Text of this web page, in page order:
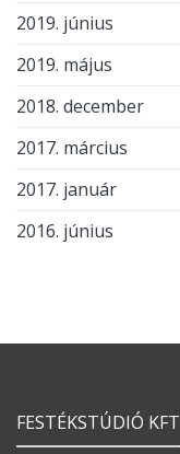
2019. június
2019. május
2018. december
2017. március
2017. január
2016. június
FESTÉKSTÚDIÓ KFT